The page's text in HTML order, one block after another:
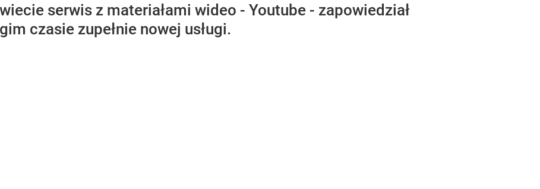
serwis z materiałami wideo - Youtube - zapowiedział
czasie zupełnie nowej usługi.